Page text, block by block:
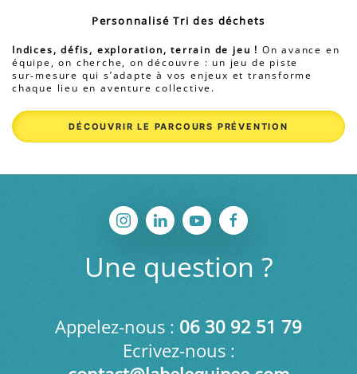
Personnalisé Tri des déchets
Indices, défis, exploration, terrain de jeu ! On avance en
équipe, on cherche, on découvre : un jeu de piste
sur‑mesure qui s’adapte à vos enjeux et transforme
chaque lieu en aventure collective.
DÉCOUVRIR LE PARCOURS PRÉVENTION
Une question ?
Appelez-nous : 06 30 92 51 79
Ecrivez-nous :